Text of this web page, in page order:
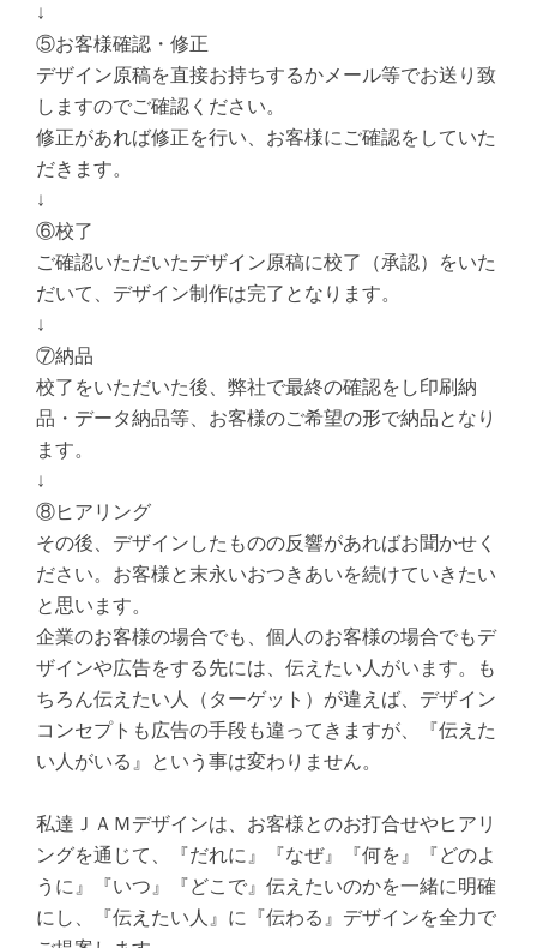
↓
⑤お客様確認・修正
デザイン原稿を直接お持ちするかメール等でお送り致
しますのでご確認ください。
修正があれば修正を行い、お客様にご確認をしていた
だきます。
↓
⑥校了
ご確認いただいたデザイン原稿に校了（承認）をいた
だいて、デザイン制作は完了となります。
↓
⑦納品
校了をいただいた後、弊社で最終の確認をし印刷納
品・データ納品等、お客様のご希望の形で納品となり
ます。
↓
⑧ヒアリング
その後、デザインしたものの反響があればお聞かせく
ださい。お客様と末永いおつきあいを続けていきたい
と思います。
企業のお客様の場合でも、個人のお客様の場合でもデ
ザインや広告をする先には、伝えたい人がいます。も
ちろん伝えたい人（ターゲット）が違えば、デザイン
コンセプトも広告の手段も違ってきますが、『伝えた
い人がいる』という事は変わりません。
私達ＪＡＭデザインは、お客様とのお打合せやヒアリ
ングを通じて、『だれに』『なぜ』『何を』『どのよ
うに』『いつ』『どこで』伝えたいのかを一緒に明確
にし、『伝えたい人』に『伝わる』デザインを全力で